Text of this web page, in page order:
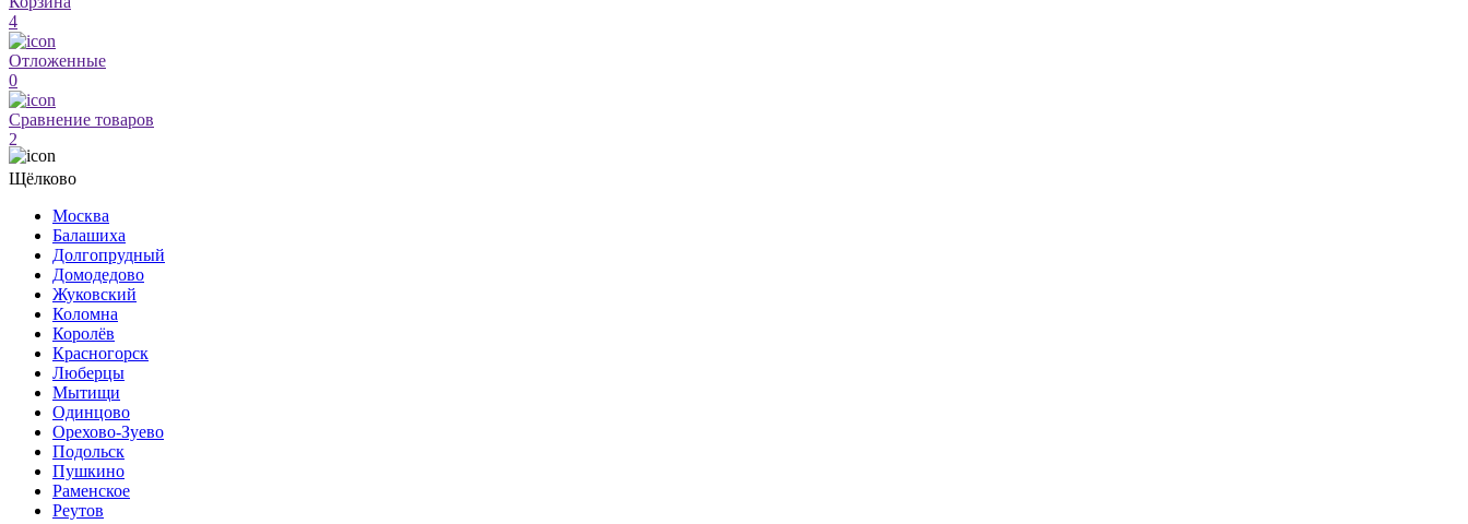
4
Отложенные
0
Сравнение товаров
2
Щёлково
Москва
Балашиха
Долгопрудный
Домодедово
Жуковский
Коломна
Королёв
Красногорск
Люберцы
Мытищи
Одинцово
Орехово-Зуево
Подольск
Пушкино
Раменское
Реутов